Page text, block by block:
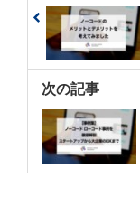
次の記事